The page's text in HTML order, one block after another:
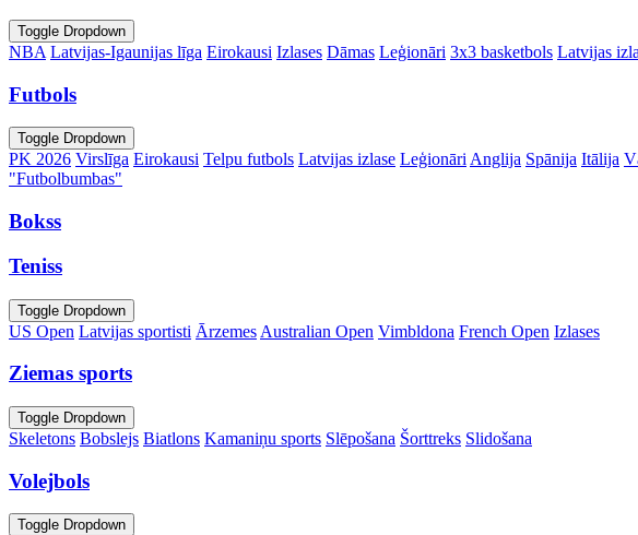
Toggle Dropdown
NBA Latvijas-Igaunijas līga Eirokausi Izlases Dāmas Leģionāri 3x3 basketbols Latvijas
Futbols
Toggle Dropdown
PK 2026 Virslīga Eirokausi Telpu futbols Latvijas izlase Leģionāri Anglija Spānija Itālija
"Futbolbumbas"
Bokss
Teniss
Toggle Dropdown
US Open Latvijas sportisti Ārzemes Australian Open Vimbldona French Open Izlases
Ziemas sports
Toggle Dropdown
Skeletons Bobslejs Biatlons Kamaniņu sports Slēpošana Šorttreks Slidošana
Volejbols
Toggle Dropdown